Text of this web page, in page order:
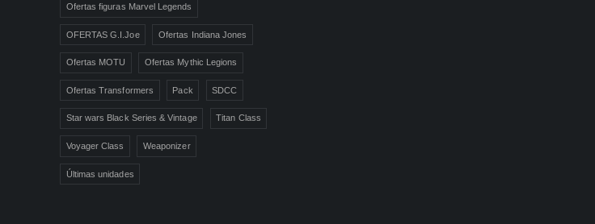
Ofertas figuras Marvel Legends
OFERTAS G.I.Joe Ofertas Indiana Jones
Ofertas MOTU Ofertas Mythic Legions
Ofertas Transformers Pack SDCC
Star wars Black Series & Vintage Titan Class
Voyager Class Weaponizer
Últimas unidades